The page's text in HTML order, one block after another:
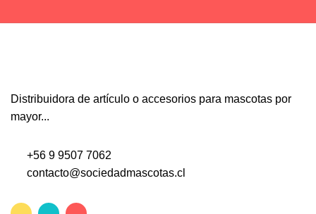
Distribuidora de artículo o accesorios para mascotas por
mayor...
+56 9 9507 7062
contacto@sociedadmascotas.cl